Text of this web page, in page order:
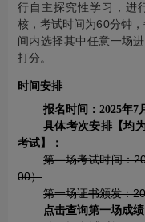
行自主探究性学习，进
核，考试时间为60分钟
间内选择其中任意一场
打分。
时间安排
报名时间：2025年7
具体考次安排【均
考试】：
第一场考试时间：
00）
第一场证书颁发：
点击查询第一场成绩